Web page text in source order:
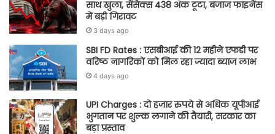
साथ खुला, सेंसेक्स 438 अंक टूटा, बजाज फाइनेंस
में बड़ी गिरावट
3 days ago
SBI FD Rates : एसबीआई की 12 महीने एफडी पर
वरिष्ठ नागरिकों को मिल रहा ज्यादा ब्याज लाभ
4 days ago
UPI Charges : दो हजार रुपये से अधिक यूपीआई
भुगतान पर शुल्क लगाने की तैयारी, सरकार का
बड़ा प्रस्ताव